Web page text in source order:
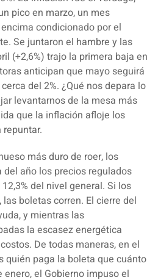
pico en marzo, un mes
condicionado por el
Se juntaron el hambre y las
(+2,6%) trajo la primera baja en
anticipan que mayo seguirá
del 2%. ¿Qué nos depara lo
levantarnos de la mesa más
que la inflación afloje los
más duro de roer, los
año los precios regulados
del nivel general. Si los
boletas corren. El cierre del
y mientras las
la escasez energética
De todas maneras, en el
quién paga la boleta que cuánto
el Gobierno impuso el